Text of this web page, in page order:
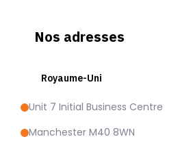
Nos adresses
Royaume-Uni
Unit 7 Initial Business Centre
Manchester M40 8WN